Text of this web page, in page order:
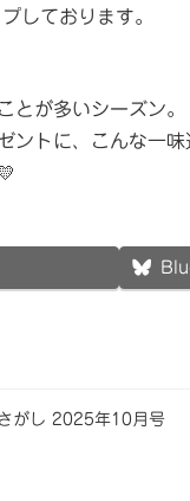
しております。
とが多いシーズン。
ントに、こんな一
がし 2025年10月号